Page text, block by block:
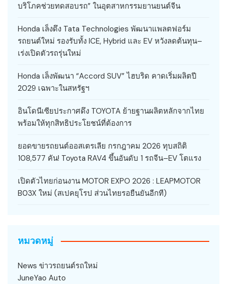
บริโภคช่วยทดสอบรถ” ในอุตสาหกรรมยานยนต์จีน
Honda เล็งดึง Tata Technologies พัฒนาแพลตฟอร์ม
รถยนต์ใหม่ รองรับทั้ง ICE, Hybrid และ EV หวังลดต้นทุน–
เร่งเปิดตัวรถรุ่นใหม่
Honda เล็งพัฒนา “Accord SUV” ไฮบริด คาดเริ่มผลิตปี
2029 เฉพาะในสหรัฐฯ
อินโดนีเซียประกาศดึง TOYOTA ย้ายฐานผลิตหลักจากไทย
พร้อมให้ทุกสิทธิประโยชน์ที่ต้องการ
ยอดขายรถยนต์ออสเตรเลีย กรกฎาคม 2026 ทุบสถิติ
108,577 คัน! Toyota RAV4 ขึ้นอันดับ 1 รถจีน–EV โตแรง
เปิดตัวไทยก่อนงาน MOTOR EXPO 2026 : LEAPMOTOR
B03X ใหม่ (สเปคยุโรป ส่วนไทยรอยืนยันอีกที)
หมวดหมู่
News ข่าวรถยนต์รถใหม่
JuneYao Auto